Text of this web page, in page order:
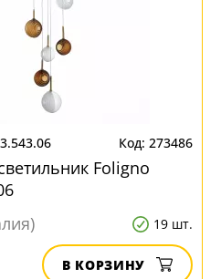
273486
Foligno
19 шт.
В КОРЗИНУ